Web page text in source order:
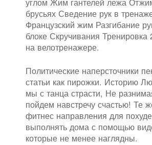
брусьях Сведение рук в
Французский жим Разгибание
блоке Скручивания Тренировка
на велотренажере.
Политические наперсточники
статьи как пирожки. Историю
мы с танца страсти, Не
пойдем навстречу счастью! Те
фитнес направления для
выполнять дома с помощью
которые не менее наглядны.